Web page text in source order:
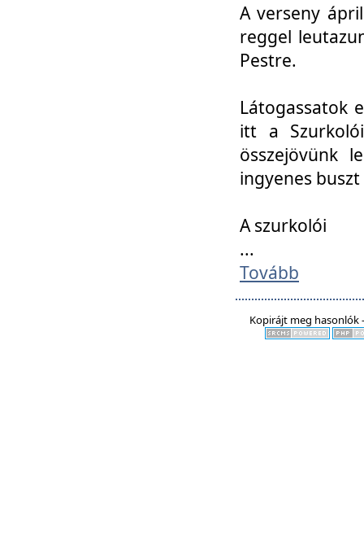
A verseny
reggel
Pestre.
Látogassatok
itt a
összejövünk
ingyenes
A szurkolói
...
Tovább
Kopirájt meg hasonlók